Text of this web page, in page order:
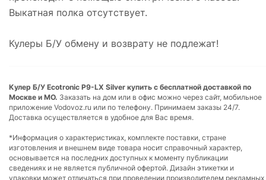
Выкатная полка отсутствует.
Кулеры Б/У обмену и возврату не подлежат!
Кулер Б/У Ecotronic P9-LX Silver купить с бесплатной доставкой по
Москве и МО. Заказать на дом или в офис можно через сайт, мобильное
приложение Vodovoz.ru или по телефону. Принимаем заказы 24/7.
Доставка осуществляется в удобное для Вас время.
*Информация о характеристиках, комплекте поставки, стране
изготовления и внешнем виде товара носит справочный характер,
основывается на последних доступных к моменту публикации
сведениях и не является публичной офертой. Дизайн этикетки и
упаковки может отличаться при проведении производителем рекламных